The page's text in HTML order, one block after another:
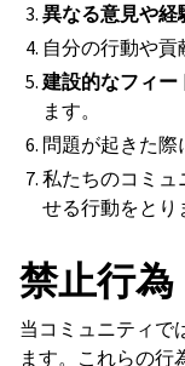
異なる意見や経
自分の行動や
建設的なフィー
ます。
問題が起きた際
私たちのコミ
せる行動をとり
禁止行為
当コミュニティで
ます。これらの行